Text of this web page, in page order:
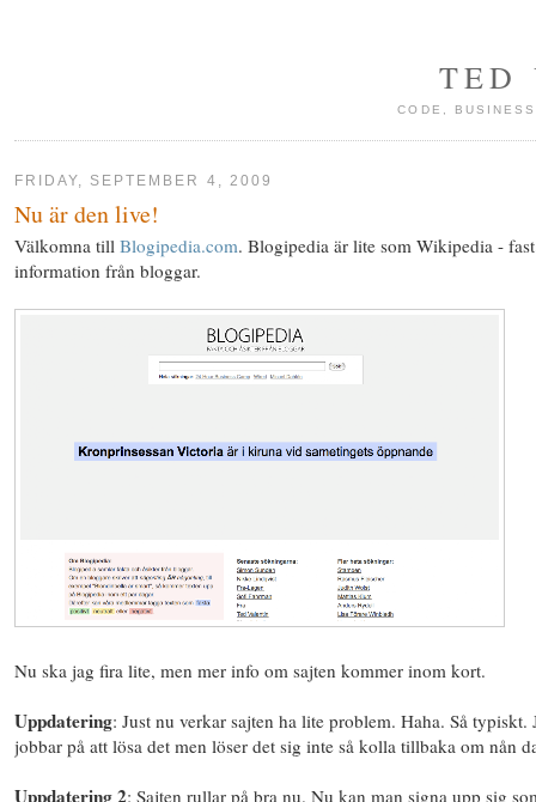
TED
CODE,
FRIDAY, SEPTEMBER 4, 2009
Nu är den live!
Välkomna till Blogipedia.com. Blogipedia är lite som Wikipedia -
information från bloggar.
Nu ska jag fira lite, men mer info om sajten kommer inom kort.
Uppdatering: Just nu verkar sajten ha lite problem. Haha. Så typiskt.
jobbar på att lösa det men löser det sig inte så kolla tillbaka om nån
Uppdatering 2: Sajten rullar på bra nu. Nu kan man signa upp sig